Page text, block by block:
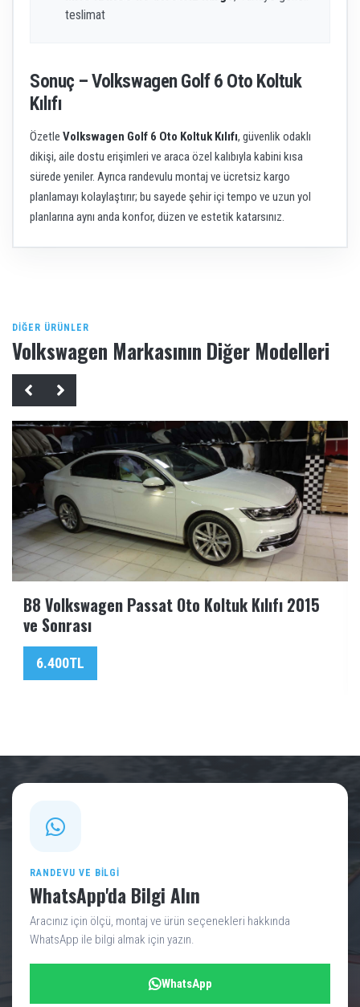
teslimat
Sonuç – Volkswagen Golf 6 Oto Koltuk
Kılıfı
Özetle Volkswagen Golf 6 Oto Koltuk Kılıfı, güvenlik odaklı
dikişi, aile dostu erişimleri ve araca özel kalıbıyla kabini kısa
sürede yeniler. Ayrıca randevulu montaj ve ücretsiz kargo
planlamayı kolaylaştırır; bu sayede şehir içi tempo ve uzun yol
planlarına aynı anda konfor, düzen ve estetik katarsınız.
DIĞER ÜRÜNLER
Volkswagen Markasının Diğer Modelleri
B8 Volkswagen Passat Oto Koltuk Kılıfı 2015
ve Sonrası
6.400TL
RANDEVU VE BILGI
WhatsApp'da Bilgi Alın
Aracınız için ölçü, montaj ve ürün seçenekleri hakkında
WhatsApp ile bilgi almak için yazın.
WhatsApp